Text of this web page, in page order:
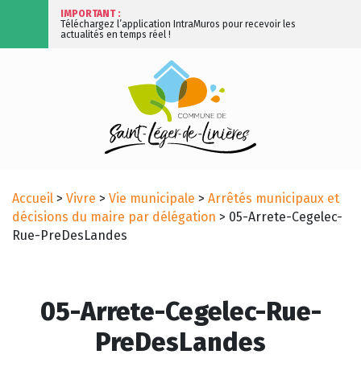
IMPORTANT :
Téléchargez l’application IntraMuros pour recevoir les
actualités en temps réel !
Accueil > Vivre > Vie municipale > Arrêtés municipaux et
décisions du maire par délégation > 05-Arrete-Cegelec-
Rue-PreDesLandes
05-Arrete-Cegelec-Rue-
PreDesLandes